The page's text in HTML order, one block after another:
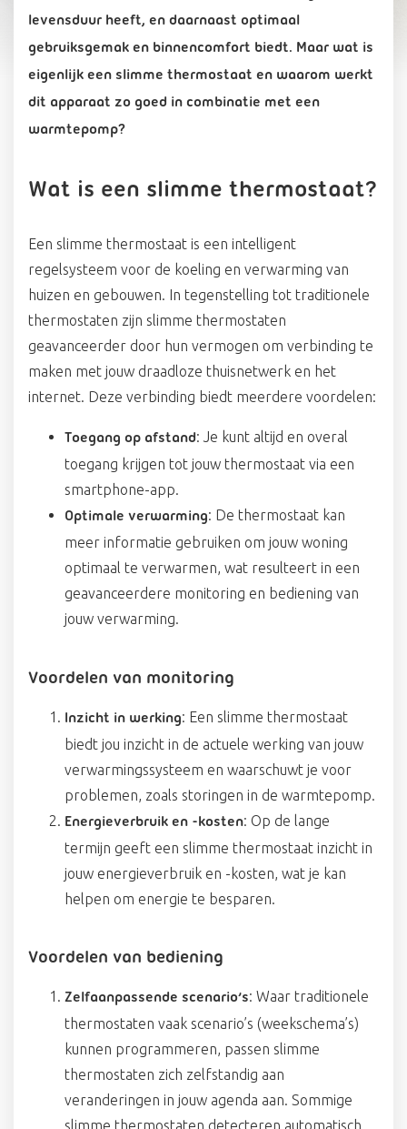
levensduur heeft, en daarnaast optimaal
gebruiksgemak en binnencomfort biedt. Maar wat is
eigenlijk een slimme thermostaat en waarom werkt
dit apparaat zo goed in combinatie met een
warmtepomp?
Wat is een slimme thermostaat?
Een slimme thermostaat is een intelligent
regelsysteem voor de koeling en verwarming van
huizen en gebouwen. In tegenstelling tot traditionele
thermostaten zijn slimme thermostaten
geavanceerder door hun vermogen om verbinding te
maken met jouw draadloze thuisnetwerk en het
internet. Deze verbinding biedt meerdere voordelen:
Toegang op afstand: Je kunt altijd en overal
toegang krijgen tot jouw thermostaat via een
smartphone-app.
Optimale verwarming: De thermostaat kan
meer informatie gebruiken om jouw woning
optimaal te verwarmen, wat resulteert in een
geavanceerdere monitoring en bediening van
jouw verwarming.
Voordelen van monitoring
Inzicht in werking: Een slimme thermostaat
biedt jou inzicht in de actuele werking van jouw
verwarmingssysteem en waarschuwt je voor
problemen, zoals storingen in de warmtepomp.
Energieverbruik en -kosten: Op de lange
termijn geeft een slimme thermostaat inzicht in
jouw energieverbruik en -kosten, wat je kan
helpen om energie te besparen.
Voordelen van bediening
Zelfaanpassende scenario’s: Waar traditionele
thermostaten vaak scenario’s (weekschema’s)
kunnen programmeren, passen slimme
thermostaten zich zelfstandig aan
veranderingen in jouw agenda aan. Sommige
slimme thermostaten detecteren automatisch